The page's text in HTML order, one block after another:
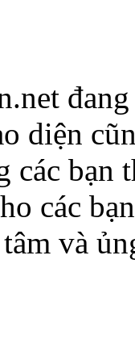
diện
các bạn
các
và